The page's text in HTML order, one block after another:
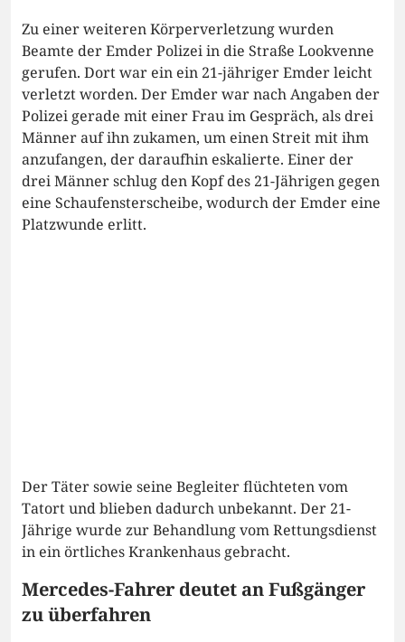
Zu einer weiteren Körperverletzung wurden
Beamte der Emder Polizei in die Straße Lookvenne
gerufen. Dort war ein ein 21-jähriger Emder leicht
verletzt worden. Der Emder war nach Angaben der
Polizei gerade mit einer Frau im Gespräch, als drei
Männer auf ihn zukamen, um einen Streit mit ihm
anzufangen, der daraufhin eskalierte. Einer der
drei Männer schlug den Kopf des 21-Jährigen gegen
eine Schaufensterscheibe, wodurch der Emder eine
Platzwunde erlitt.
Der Täter sowie seine Begleiter flüchteten vom
Tatort und blieben dadurch unbekannt. Der 21-
Jährige wurde zur Behandlung vom Rettungsdienst
in ein örtliches Krankenhaus gebracht.
Mercedes-Fahrer deutet an Fußgänger
zu überfahren